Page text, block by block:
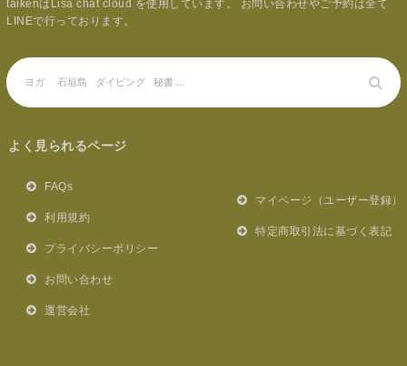
taikenはLisa chat cloud を使用しています。 お問い合わせやご予約は全て
LINEで行っております。
よく見られるページ
FAQs
利用規約
プライバシーポリシー
お問い合わせ
運営会社
マイページ（ユーザー登録）
特定商取引法に基づく表記